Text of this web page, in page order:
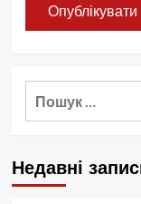
Недавні